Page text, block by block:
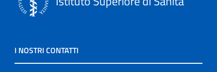
I NOSTRI CONTATTI